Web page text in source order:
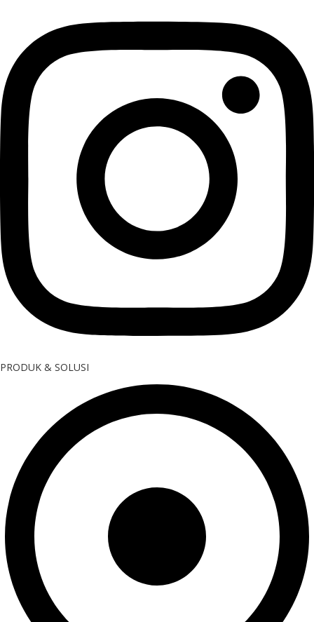
PRODUK & SOLUSI